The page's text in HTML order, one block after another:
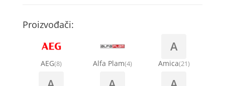
Ručice za vrata za veš mašinu
Točkići za sudo mašine
Kompresori za klima uređaje
Kondenz creva
Proizvođači:
AEG(8) Alfa Plam(4)
A
Amica(21)